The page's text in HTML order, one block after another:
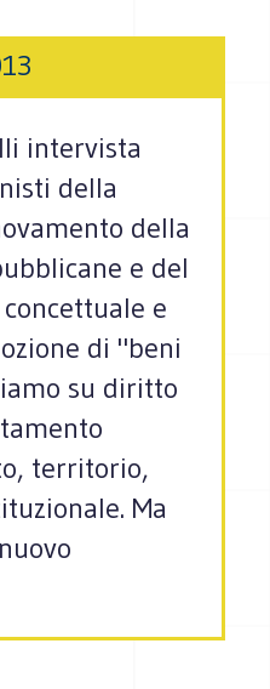
intervista
della
della
e del
e
di "beni
su diritto
territorio,
Ma